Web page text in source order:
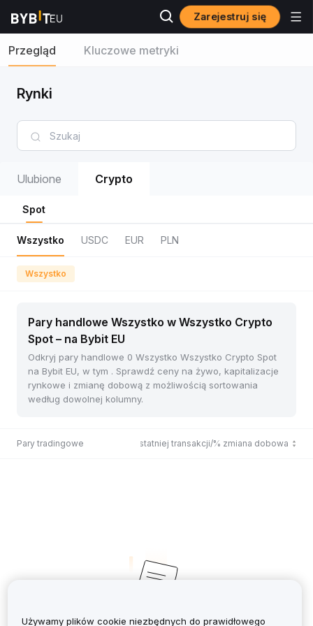
Zarejestruj się
Przegląd Kluczowe metryki
Rynki
Ulubione Crypto
Spot
Wszystko USDC EUR PLN
Wszystko
Pary handlowe Wszystko w Wszystko Crypto
Spot – na Bybit EU
Odkryj pary handlowe 0 Wszystko Wszystko Crypto Spot
na Bybit EU, w tym . Sprawdź ceny na żywo, kapitalizacje
rynkowe i zmianę dobową z możliwością sortowania
według dowolnej kolumny.
Pary tradingowe Cena ostatniej transakcji/% zmiana dobowa
Używamy plików cookie niezbędnych do prawidłowego